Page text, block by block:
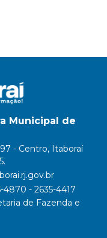
Municipal de
- Centro, Itaboraí
4870 - 2635-4417
de Fazenda e